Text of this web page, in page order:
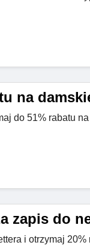
na
do 51% rabatu
zapis do
i otrzymaj 20%